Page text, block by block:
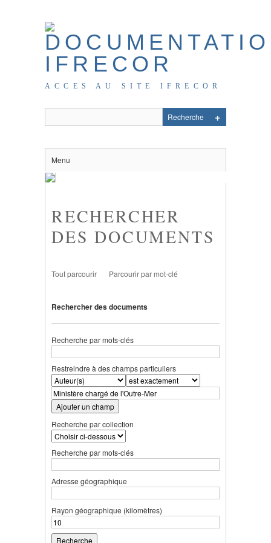
ACCES AU SITE IFRECOR
Menu
RECHERCHER
DES DOCUMENTS
Tout parcourir Parcourir par mot-clé
Rechercher des documents
Recherche par mots-clés
Restreindre à des champs particuliers
Ajouter un champ
Recherche par collection
Recherche par mots-clés
Adresse géographique
Rayon géographique (kilomètres)